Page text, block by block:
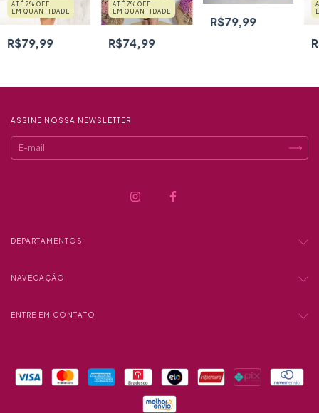
ATÉ 7% OFF
EM QUANTIDADE
R$79,99
ATÉ 7% OFF
EM QUANTIDADE
R$74,99
R$79,99
ASSINE NOSSA NEWSLETTER
DEPARTAMENTOS
NAVEGAÇÃO
ENTRE EM CONTATO